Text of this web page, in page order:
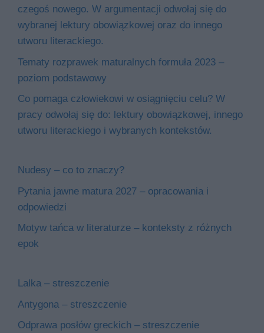
czegoś nowego. W argumentacji odwołaj się do
wybranej lektury obowiązkowej oraz do innego
utworu literackiego.
Tematy rozprawek maturalnych formuła 2023 –
poziom podstawowy
Co pomaga człowiekowi w osiągnięciu celu? W
pracy odwołaj się do: lektury obowiązkowej, innego
utworu literackiego i wybranych kontekstów.
Nudesy – co to znaczy?
Pytania jawne matura 2027 – opracowania i
odpowiedzi
Motyw tańca w literaturze – konteksty z różnych
epok
Lalka – streszczenie
Antygona – streszczenie
Odprawa posłów greckich – streszczenie